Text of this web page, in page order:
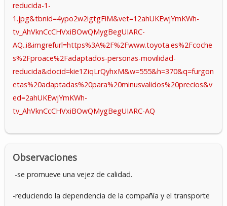
reducida-1-
1.jpg&tbnid=4ypo2w2igtgFiM&vet=12ahUKEwjYmKWh-
tv_AhVknCcCHVxiBOwQMygBegUIARC-
AQ..i&imgrefurl=https%3A%2F%2Fwww.toyota.es%2Fcoche
s%2Fproace%2Fadaptados-personas-movilidad-
reducida&docid=kie1ZiqLrQyhxM&w=555&h=370&q=furgon
etas%20adaptadas%20para%20minusvalidos%20precios&v
ed=2ahUKEwjYmKWh-
tv_AhVknCcCHVxiBOwQMygBegUIARC-AQ
Observaciones
-se promueve una vejez de calidad.
-reduciendo la dependencia de la compañía y el transporte